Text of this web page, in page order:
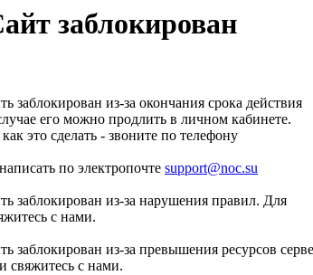
заблокирован
заблокирован из-за окончания срока действия
его можно продлить в личном кабинете.
это сделать - звоните по телефону
по электропочте support@noc.su
заблокирован из-за нарушения правил. Для
с нами.
заблокирован из-за превышения ресурсов
свяжитесь с нами.